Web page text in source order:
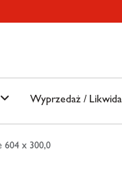
Wyprzedaż /
604 x 300,0